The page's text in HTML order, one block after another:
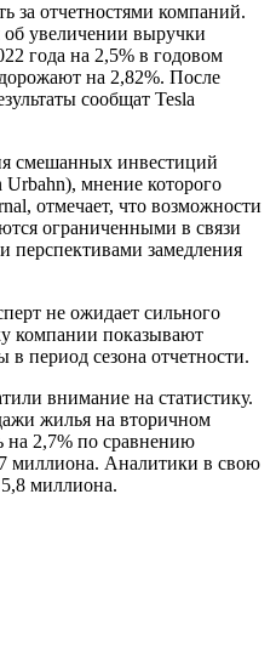
за отчетностями компаний.
увеличении выручки
года на 2,5% в годовом
на 2,82%. После
сообщат Tesla
смешанных инвестиций
мнение которого
отмечает, что возможности
ограниченными в связи
замедления
не ожидает сильного
компании показывают
в период сезона отчетности.
внимание на статистику.
жилья на вторичном
2,7% по сравнению
миллиона. Аналитики в свою
миллиона.